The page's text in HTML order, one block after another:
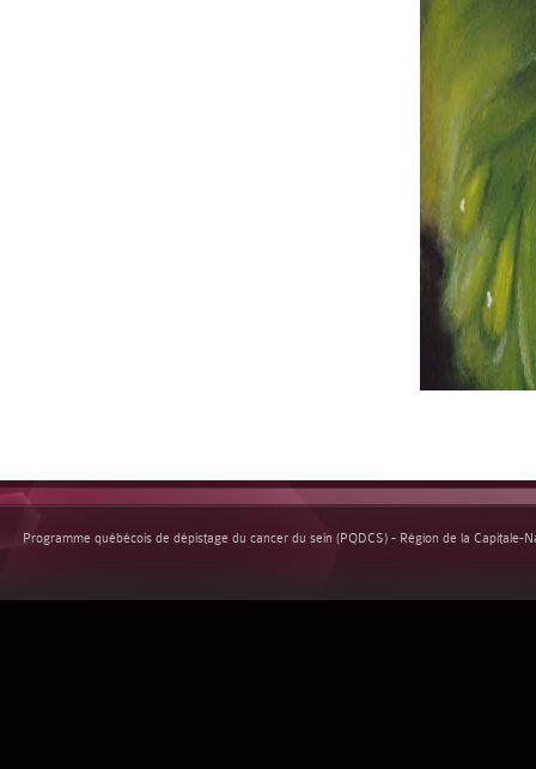
Programme québécois de dépistage du cancer du sein (PQDCS) - Région de la Capitale-